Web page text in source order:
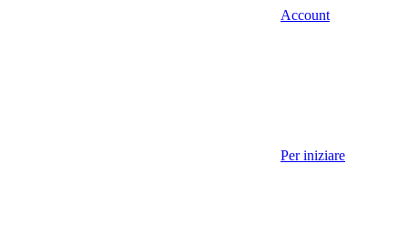
Account
Per iniziare